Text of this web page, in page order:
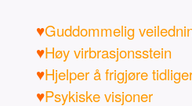
♥Guddommelig
♥Høy virbrasjonsstein
♥Hjelper å frigjøre
♥Psykiske visjoner